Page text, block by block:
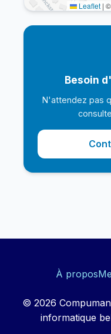
Leaflet |
Besoin
N'attendez pas
À propos
© 2026
informatique